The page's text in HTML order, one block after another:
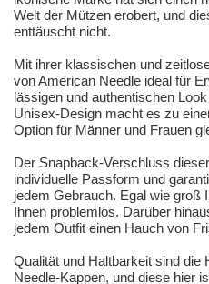
Welt der Mützen erobert, und
enttäuscht nicht.
Mit ihrer klassischen und
von American Needle ideal für
lässigen und authentischen
Unisex-Design macht es zu
Option für Männer und Frauen
Der Snapback-Verschluss
individuelle Passform und
jedem Gebrauch. Egal wie groß
Ihnen problemlos. Darüber
jedem Outfit einen Hauch von
Qualität und Haltbarkeit sind die
Needle-Kappen, und diese hier